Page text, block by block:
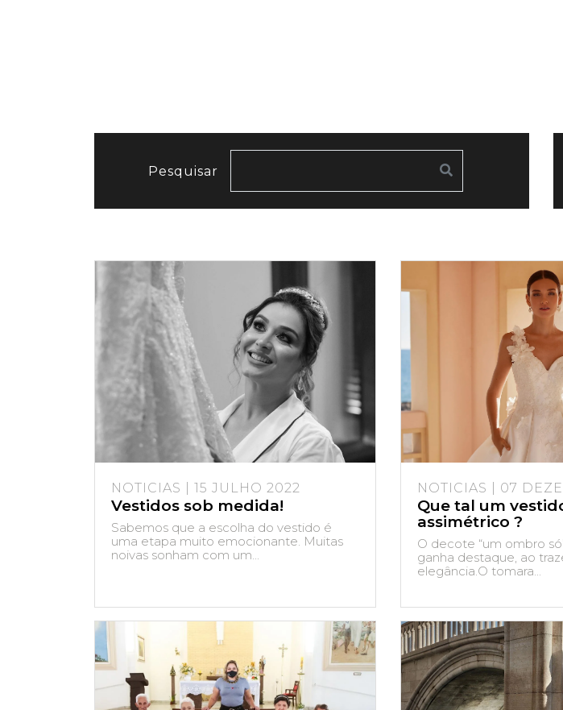
Pesquisar
NOTICIAS | 15 JULHO 2022
Vestidos sob medida!
Sabemos que a escolha do vestido é
uma etapa muito emocionante. Muitas
noivas sonham com um...
NOTICIAS | 07
Que tal um
assimétrico ?
O decote “um ombro
ganha destaque, ao
elegância.O tomara...